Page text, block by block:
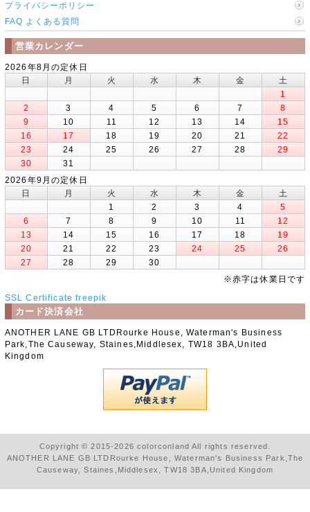
プライバシーポリシー
FAQ よくある質問
営業カレンダー
2026年8月の定休日
日
月 火 水 木 金
土
1
2
3 4 5 6 7
8
9
10 11 12 13 14
15
16
17 18 19 20 21
22
23
24 25 26 27 28
29
30
31
2026年9月の定休日
日
月 火 水 木 金
土
1
2 3 4
5
6
7 8 9 10 11
12
13
14 15 16 17 18
19
20
21 22 23 24 25
26
27
28 29
30
※赤字は休業日です
SSL Certificate freepik
カード決済会社
ANOTHER LANE GB LTDRourke House, Waterman's Business
Park,The Causeway, Staines,Middlesex, TW18 3BA,United
Kingdom
Copyright © 2015-2026 colorconland All rights reserved.
ANOTHER LANE GB LTDRourke House, Waterman's Business Park,The
Causeway, Staines,Middlesex, TW18 3BA,United Kingdom